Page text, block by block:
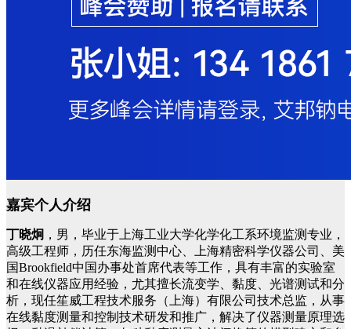
嘉宾个人介绍
丁晓炯 ，男，毕业于上海工业大学化学化工系环境监测专业，
高级工程师，历任东海监测中心、上海精密科学仪器公司、美
国Brookfield中国办事处首席代表等工作，具有丰富的实验室
和在线仪器应用经验，尤其擅长流变学、黏度、光谱测试和分
析，现任笙威工程技术服务（上海）有限公司技术总监，从事
在线黏度测量和控制技术研发和推广，解决了仪器测量原理选